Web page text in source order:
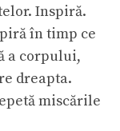
Inspiră.
în timp ce
a corpului,
dreapta.
miscările